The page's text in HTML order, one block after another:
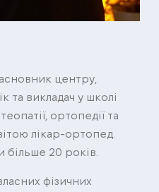
центру,
та викладач у школі
ортопедії та
лікар-ортопед.
більше 20 років.
фізичних